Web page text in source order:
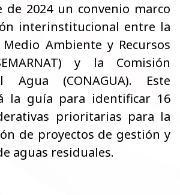
de 2024 un convenio marco
interinstitucional entre la
Ambiente y Recursos
y la Comisión
Agua (CONAGUA). Este
la guía para identificar 16
prioritarias para la
de proyectos de gestión y
aguas residuales.